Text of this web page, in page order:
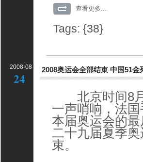
查看更多...
Tags: {38}
2008-08
24
2008奥运会全部结束 中国51金
北京时间8月
一声哨响，法
本届奥运会的
二十九届夏季
束。